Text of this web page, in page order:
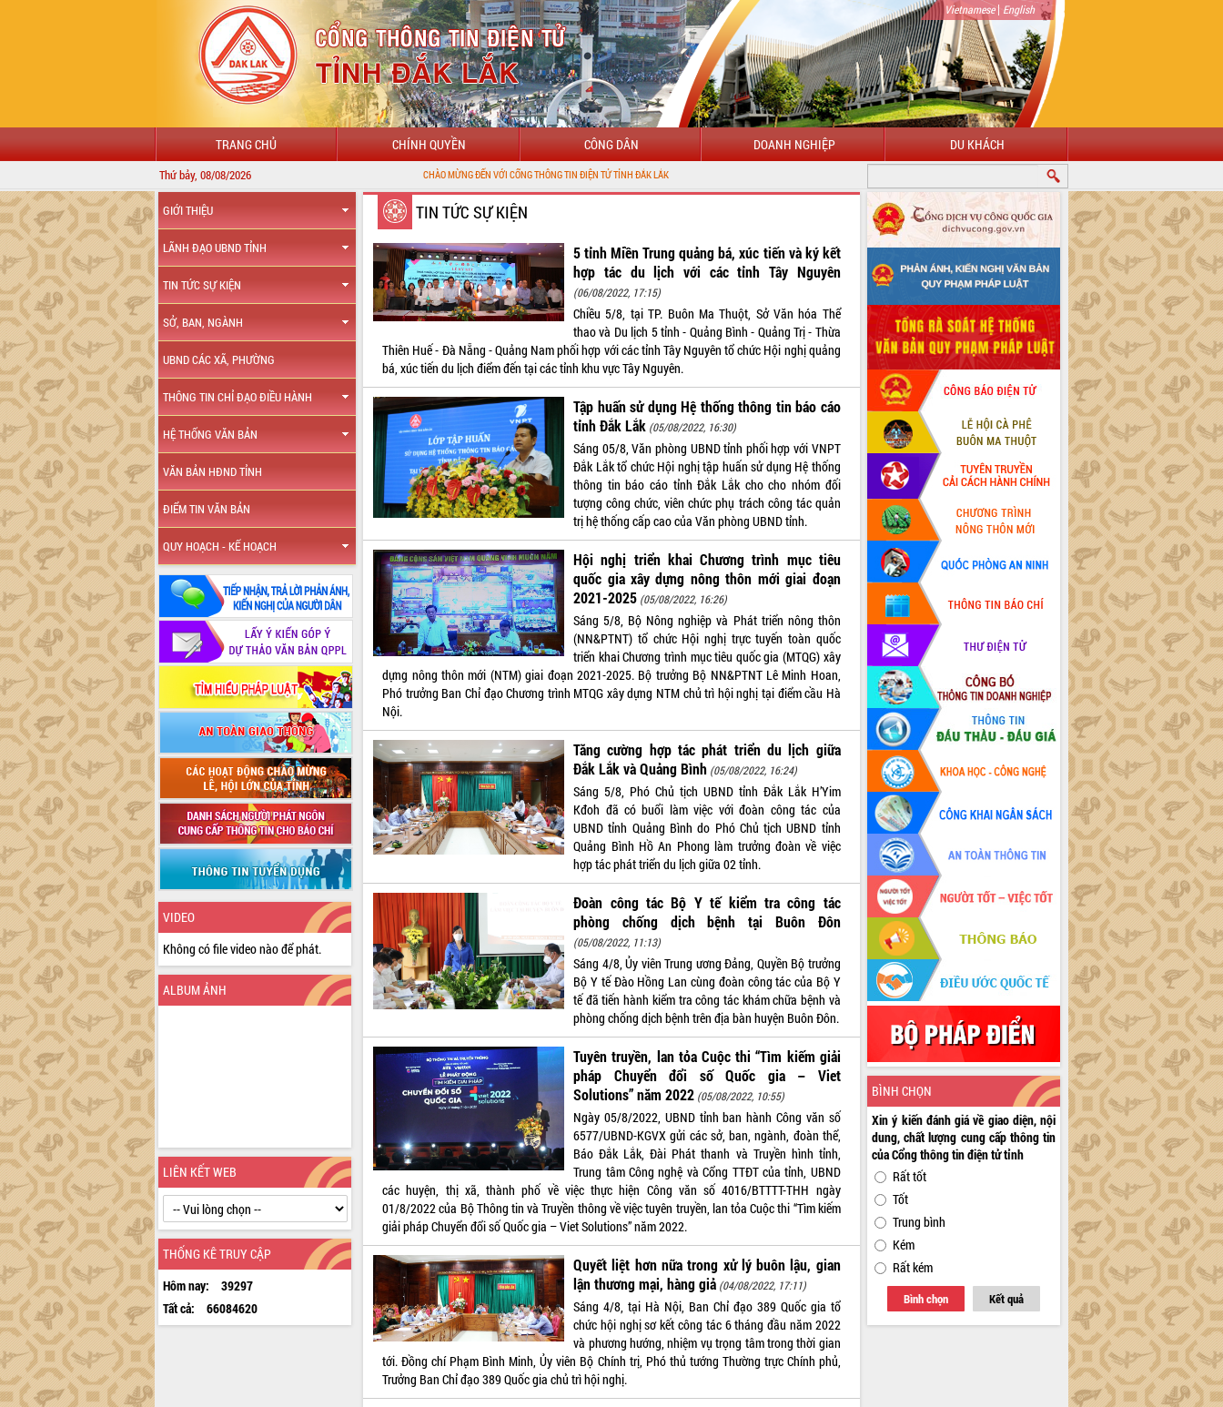
Vietnamese| English
TRANG CHỦ CHÍNH QUYỀN CÔNG DÂN DOANH NGHIỆP DU KHÁCH
Thứ bảy, 08/08/2026 CHÀO MỪNG ĐẾN VỚI CỔNG THÔNG TIN ĐIỆN TỬ TỈNH ĐẮK LẮK
GIỚI THIỆU
LÃNH ĐẠO UBND TỈNH
TIN TỨC SỰ KIỆN
SỞ, BAN, NGÀNH
UBND CÁC XÃ, PHƯỜNG
THÔNG TIN CHỈ ĐẠO ĐIỀU HÀNH
HỆ THỐNG VĂN BẢN
VĂN BẢN HĐND TỈNH
ĐIỂM TIN VĂN BẢN
QUY HOẠCH - KẾ HOẠCH
VIDEO
Không có file video nào để phát.
ALBUM ẢNH
LIÊN KẾT WEB
THỐNG KÊ TRUY CẬP
Hôm nay:
39297
Tất cả:
66084620
TIN TỨC SỰ KIỆN
5 tỉnh Miền Trung quảng bá, xúc tiến và ký kết
hợp tác du lịch với các tỉnh Tây Nguyên
(06/08/2022, 17:15)
Chiều 5/8, tại TP. Buôn Ma Thuột, Sở Văn hóa Thể
thao và Du lịch 5 tỉnh - Quảng Bình - Quảng Trị - Thừa
Thiên Huế - Đà Nẵng - Quảng Nam phối hợp với các tỉnh Tây Nguyên tổ chức Hội nghị quảng
bá, xúc tiến du lịch điểm đến tại các tỉnh khu vực Tây Nguyên.
Tập huấn sử dụng Hệ thống thông tin báo cáo
tỉnh Đắk Lắk (05/08/2022, 16:30)
Sáng 05/8, Văn phòng UBND tỉnh phối hợp với VNPT
Đắk Lắk tổ chức Hội nghị tập huấn sử dụng Hệ thống
thông tin báo cáo tỉnh Đắk Lắk cho cho nhóm đối
tượng công chức, viên chức phụ trách công tác quản
trị hệ thống cấp cao của Văn phòng UBND tỉnh.
Hội nghị triển khai Chương trình mục tiêu
quốc gia xây dựng nông thôn mới giai đoạn
2021-2025 (05/08/2022, 16:26)
Sáng 5/8, Bộ Nông nghiệp và Phát triển nông thôn
(NN&PTNT) tổ chức Hội nghị trực tuyến toàn quốc
triển khai Chương trình mục tiêu quốc gia (MTQG) xây
dựng nông thôn mới (NTM) giai đoạn 2021-2025. Bộ trưởng Bộ NN&PTNT Lê Minh Hoan,
Phó trưởng Ban Chỉ đạo Chương trình MTQG xây dựng NTM chủ trì hội nghị tại điểm cầu Hà
Nội.
Tăng cường hợp tác phát triển du lịch giữa
Đắk Lắk và Quảng Bình (05/08/2022, 16:24)
Sáng 5/8, Phó Chủ tịch UBND tỉnh Đắk Lắk H’Yim
Kđoh đã có buổi làm việc với đoàn công tác của
UBND tỉnh Quảng Bình do Phó Chủ tịch UBND tỉnh
Quảng Bình Hồ An Phong làm trưởng đoàn về việc
hợp tác phát triển du lịch giữa 02 tỉnh.
Đoàn công tác Bộ Y tế kiểm tra công tác
phòng chống dịch bệnh tại Buôn Đôn
(05/08/2022, 11:13)
Sáng 4/8, Ủy viên Trung ương Đảng, Quyền Bộ trưởng
Bộ Y tế Đào Hồng Lan cùng đoàn công tác của Bộ Y
tế đã tiến hành kiểm tra công tác khám chữa bệnh và
phòng chống dịch bệnh trên địa bàn huyện Buôn Đôn.
Tuyên truyền, lan tỏa Cuộc thi “Tìm kiếm giải
pháp Chuyển đổi số Quốc gia – Viet
Solutions” năm 2022 (05/08/2022, 10:55)
Ngày 05/8/2022, UBND tỉnh ban hành Công văn số
6577/UBND-KGVX gửi các sở, ban, ngành, đoàn thể,
Báo Đắk Lắk, Đài Phát thanh và Truyền hình tỉnh,
Trung tâm Công nghệ và Cổng TTĐT của tỉnh, UBND
các huyện, thị xã, thành phố về việc thực hiện Công văn số 4016/BTTTT-THH ngày
01/8/2022 của Bộ Thông tin và Truyền thông về việc tuyên truyền, lan tỏa Cuộc thi “Tìm kiếm
giải pháp Chuyển đổi số Quốc gia – Viet Solutions” năm 2022.
Quyết liệt hơn nữa trong xử lý buôn lậu, gian
lận thương mại, hàng giả (04/08/2022, 17:11)
Sáng 4/8, tại Hà Nội, Ban Chỉ đạo 389 Quốc gia tổ
chức hội nghị sơ kết công tác 6 tháng đầu năm 2022
và phương hướng, nhiệm vụ trọng tâm trong thời gian
tới. Đồng chí Phạm Bình Minh, Ủy viên Bộ Chính trị, Phó thủ tướng Thường trực Chính phủ,
Trưởng Ban Chỉ đạo 389 Quốc gia chủ trì hội nghị.
BÌNH CHỌN
Xin ý kiến đánh giá về giao diện, nội
dung, chất lượng cung cấp thông tin
của Cổng thông tin điện tử tỉnh
Rất tốt
Tốt
Trung bình
Kém
Rất kém
Bình chọn Kết quả